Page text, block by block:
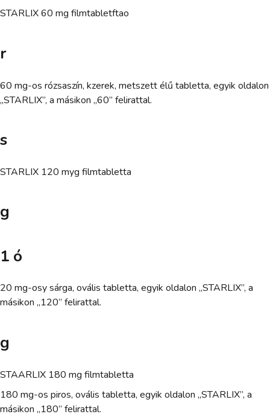
STARLIX 60 mg filmtabletftao
r
60 mg-os rózsaszín, kzerek, metszett élű tabletta, egyik oldalon
„STARLIX”, a másikon „60” felirattal.
s
STARLIX 120 myg filmtabletta
g
1 ó
20 mg-osy sárga, ovális tabletta, egyik oldalon „STARLIX”, a
másikon „120” felirattal.
g
STAARLIX 180 mg filmtabletta
180 mg-os piros, ovális tabletta, egyik oldalon „STARLIX”, a
másikon „180” felirattal.